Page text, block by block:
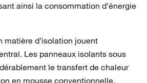
ainsi la consommation d’énergie
matière d’isolation jouent
Les panneaux isolants sous
le transfert de chaleur
en mousse conventionnelle,